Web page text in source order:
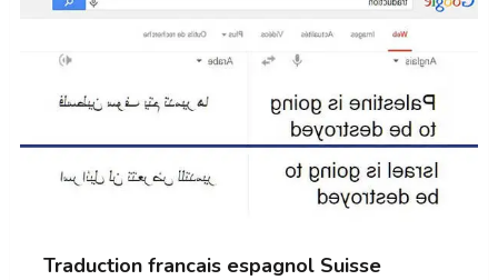
Traduction francais espagnol Suisse